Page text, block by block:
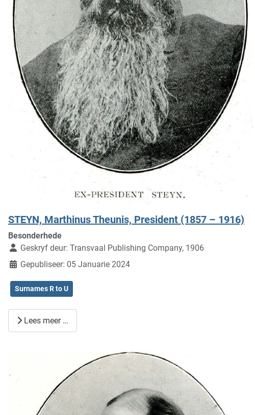
STEYN, Marthinus Theunis, President (1857 – 1916)
Besonderhede
Geskryf deur: Transvaal Publishing Company, 1906
Gepubliseer: 05 Januarie 2024
Surnames R to U
Lees meer …